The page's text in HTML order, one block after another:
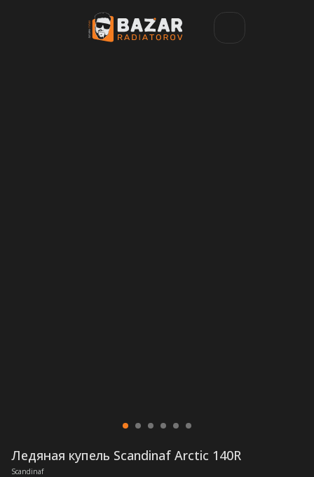
Ледяная купель Scandinaf Arctic 140R
Scandinaf